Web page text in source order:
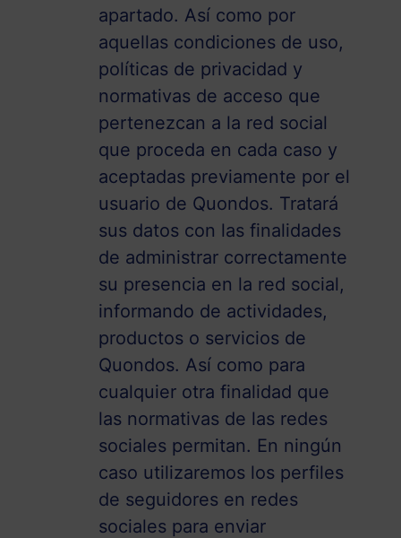
apartado. Así como por
aquellas condiciones de uso,
políticas de privacidad y
normativas de acceso que
pertenezcan a la red social
que proceda en cada caso y
aceptadas previamente por el
usuario de Quondos. Tratará
sus datos con las finalidades
de administrar correctamente
su presencia en la red social,
informando de actividades,
productos o servicios de
Quondos. Así como para
cualquier otra finalidad que
las normativas de las redes
sociales permitan. En ningún
caso utilizaremos los perfiles
de seguidores en redes
sociales para enviar